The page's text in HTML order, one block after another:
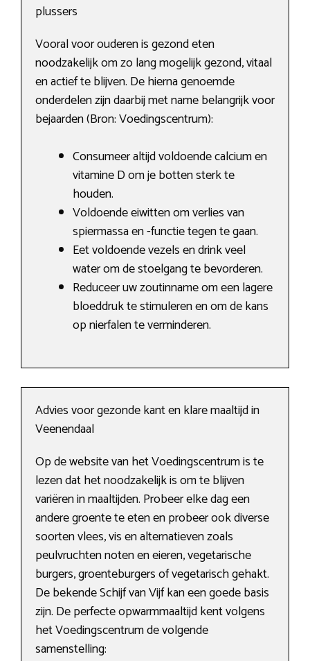
plussers
Vooral voor ouderen is gezond eten
noodzakelijk om zo lang mogelijk gezond, vitaal
en actief te blijven. De hierna genoemde
onderdelen zijn daarbij met name belangrijk voor
bejaarden (Bron: Voedingscentrum):
Consumeer altijd voldoende calcium en
vitamine D om je botten sterk te
houden.
Voldoende eiwitten om verlies van
spiermassa en -functie tegen te gaan.
Eet voldoende vezels en drink veel
water om de stoelgang te bevorderen.
Reduceer uw zoutinname om een lagere
bloeddruk te stimuleren en om de kans
op nierfalen te verminderen.
Advies voor gezonde kant en klare maaltijd in
Veenendaal
Op de website van het Voedingscentrum is te
lezen dat het noodzakelijk is om te blijven
variëren in maaltijden. Probeer elke dag een
andere groente te eten en probeer ook diverse
soorten vlees, vis en alternatieven zoals
peulvruchten noten en eieren, vegetarische
burgers, groenteburgers of vegetarisch gehakt.
De bekende Schijf van Vijf kan een goede basis
zijn. De perfecte opwarmmaaltijd kent volgens
het Voedingscentrum de volgende
samenstelling: